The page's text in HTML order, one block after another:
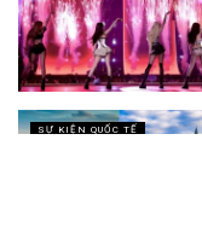
SỰ KIỆN QUỐC TẾ